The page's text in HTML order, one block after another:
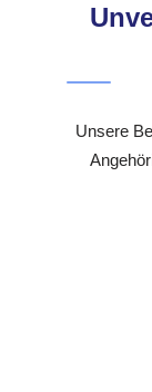
Unsere